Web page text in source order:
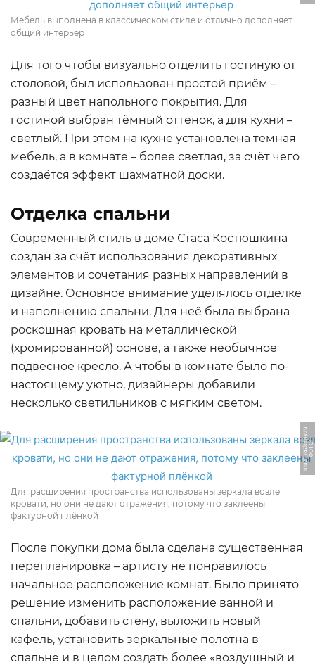
Мебель выполнена в классическом стиле и отлично дополняет
общий интерьер
Для того чтобы визуально отделить гостиную от
столовой, был использован простой приём –
разный цвет напольного покрытия. Для
гостиной выбран тёмный оттенок, а для кухни –
светлый. При этом на кухне установлена тёмная
мебель, а в комнате – более светлая, за счёт чего
создаётся эффект шахматной доски.
Отделка спальни
Современный стиль в доме Стаса Костюшкина
создан за счёт использования декоративных
элементов и сочетания разных направлений в
дизайне. Основное внимание уделялось отделке
и наполнению спальни. Для неё была выбрана
роскошная кровать на металлической
(хромированной) основе, а также необычное
подвесное кресло. А чтобы в комнате было по-
настоящему уютно, дизайнеры добавили
несколько светильников с мягким светом.
Ф
О
Т
О:
m
u
z
h
y
a
z
h
e
n
y.
r
u
Для расширения пространства использованы зеркала возле
кровати, но они не дают отражения, потому что заклеены
фактурной плёнкой
После покупки дома была сделана существенная
перепланировка – артисту не понравилось
начальное расположение комнат. Было принято
решение изменить расположение ванной и
спальни, добавить стену, выложить новый
кафель, установить зеркальные полотна в
спальне и в целом создать более «воздушный и